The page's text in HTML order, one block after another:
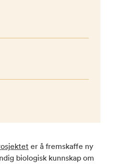
er å fremskaffe ny
biologisk kunnskap om